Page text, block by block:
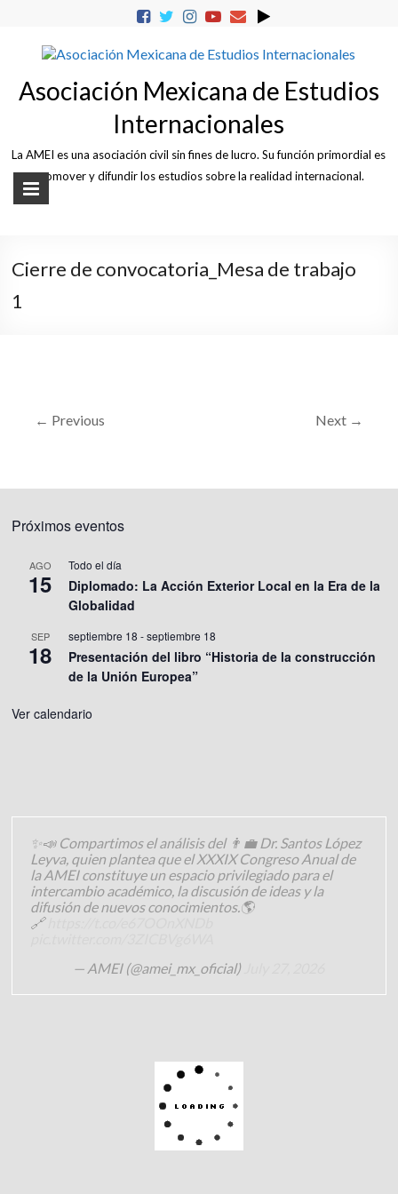
content
Asociación Mexicana de Estudios
Internacionales
La AMEI es una asociación civil sin fines de lucro. Su función primordial es
promover y difundir los estudios sobre la realidad internacional.
Cierre de convocatoria_Mesa de trabajo
1
← Previous Next →
Próximos eventos
AGO
15
Todo el día
Diplomado: La Acción Exterior Local en la Era de la
Globalidad
SEP
18
septiembre 18 -septiembre 18
Presentación del libro “Historia de la construcción
de la Unión Europea”
Ver calendario
✨📣 Compartimos el análisis del 👨‍💼 Dr. Santos López
Leyva, quien plantea que el XXXIX Congreso Anual de
la AMEI constituye un espacio privilegiado para el
intercambio académico, la discusión de ideas y la
difusión de nuevos conocimientos.🌎
🔗
— AMEI (@amei_mx_oficial)